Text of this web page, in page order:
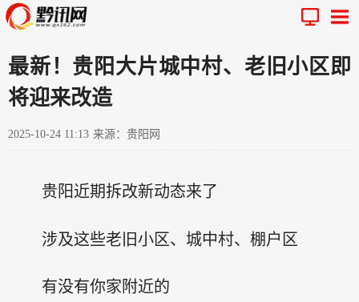
最新！贵阳大片城中村、老旧小区即
将迎来改造
2025-10-24 11:13 来源：贵阳网
贵阳近期拆改新动态来了
涉及这些老旧小区、城中村、棚户区
有没有你家附近的